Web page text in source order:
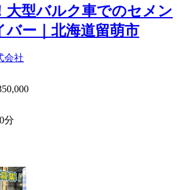
大型バルク車でのセメン
バー｜北海道留萌市
会社
分